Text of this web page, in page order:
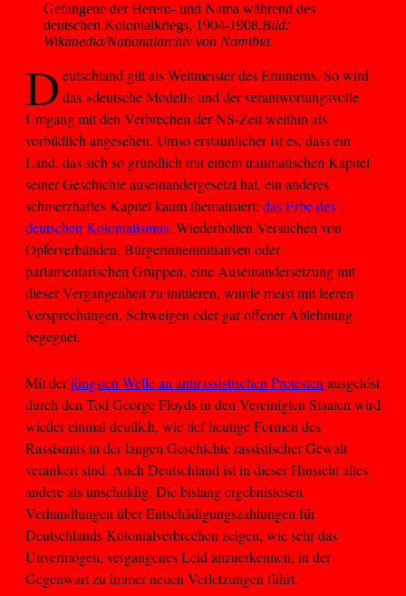
Gefangene der Herero- und Nama während des
deutschen Kolonialkriegs, 1904-1908.Bild:
Wikimedia/Nationalarchiv von Namibia.
Deutschland gilt als Weltmeister des Erinnerns. So wird
das »deutsche Modell« und der verantwortungsvolle
Umgang mit den Verbrechen der NS-Zeit weithin als
vorbildlich angesehen. Umso erstaunlicher ist es, dass ein
Land, das sich so gründlich mit einem traumatischen Kapitel
seiner Geschichte auseinandergesetzt hat, ein anderes
schmerzhaftes Kapitel kaum thematisiert: das Erbe des
deutschen Kolonialismus. Wiederholten Versuchen von
Opferverbänden, Bürgerinneninitiativen oder
parlamentarischen Gruppen, eine Auseinandersetzung mit
dieser Vergangenheit zu initiieren, wurde meist mit leeren
Versprechungen, Schweigen oder gar offener Ablehnung
begegnet.
Mit derjüngsten Welle an antirassistischen Protesten ausgelöst
durch den Tod George Floyds in den Vereinigten Staaten wird
wieder einmal deutlich, wie tief heutige Formen des
Rassismus in der langen Geschichte rassistischer Gewalt
verankert sind. Auch Deutschland ist in dieser Hinsicht alles
andere als unschuldig. Die bislang ergebnislosen
Verhandlungen über Entschädigungszahlungen für
Deutschlands Kolonialverbrechen zeigen, wie sehr das
Unvermögen, vergangenes Leid anzuerkennen, in der
Gegenwart zu immer neuen Verletzungen führt.